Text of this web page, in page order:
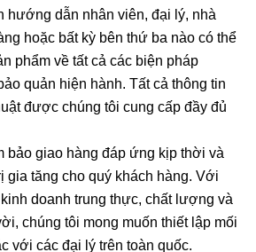
hướng dẫn nhân viên, đại lý, nhà
hoặc bất kỳ bên thứ ba nào có thể
phẩm về tất cả các biện pháp
quản hiện hành. Tất cả thông tin
được chúng tôi cung cấp đầy đủ
bảo giao hàng đáp ứng kịp thời và
gia tăng cho quý khách hàng. Với
doanh trung thực, chất lượng và
chúng tôi mong muốn thiết lập mối
với các đại lý trên toàn quốc.